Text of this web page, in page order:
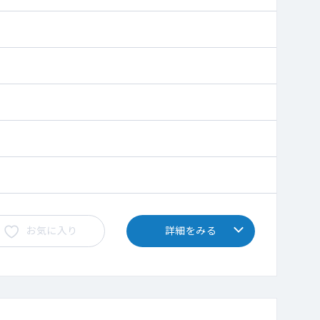
お気に入り 詳細をみる